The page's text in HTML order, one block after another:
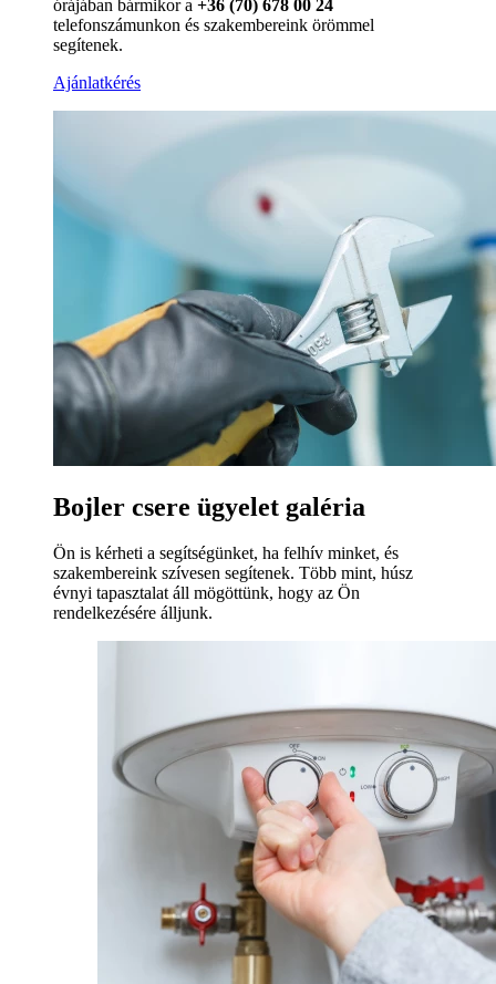
órájában bármikor a +36 (70) 678 00 24
telefonszámunkon és szakembereink örömmel
segítenek.
Ajánlatkérés
Bojler csere ügyelet galéria
Ön is kérheti a segítségünket, ha felhív minket, és
szakembereink szívesen segítenek. Több mint, húsz
évnyi tapasztalat áll mögöttünk, hogy az Ön
rendelkezésére álljunk.